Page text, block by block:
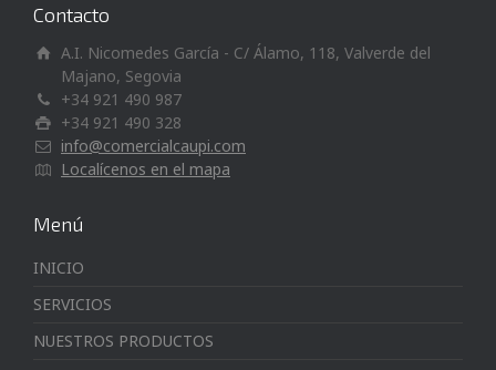
Contacto
A.I. Nicomedes García - C/ Álamo, 118, Valverde del
Majano, Segovia
+34 921 490 987
+34 921 490 328
info@comercialcaupi.com
Localícenos en el mapa
Menú
INICIO
SERVICIOS
NUESTROS PRODUCTOS